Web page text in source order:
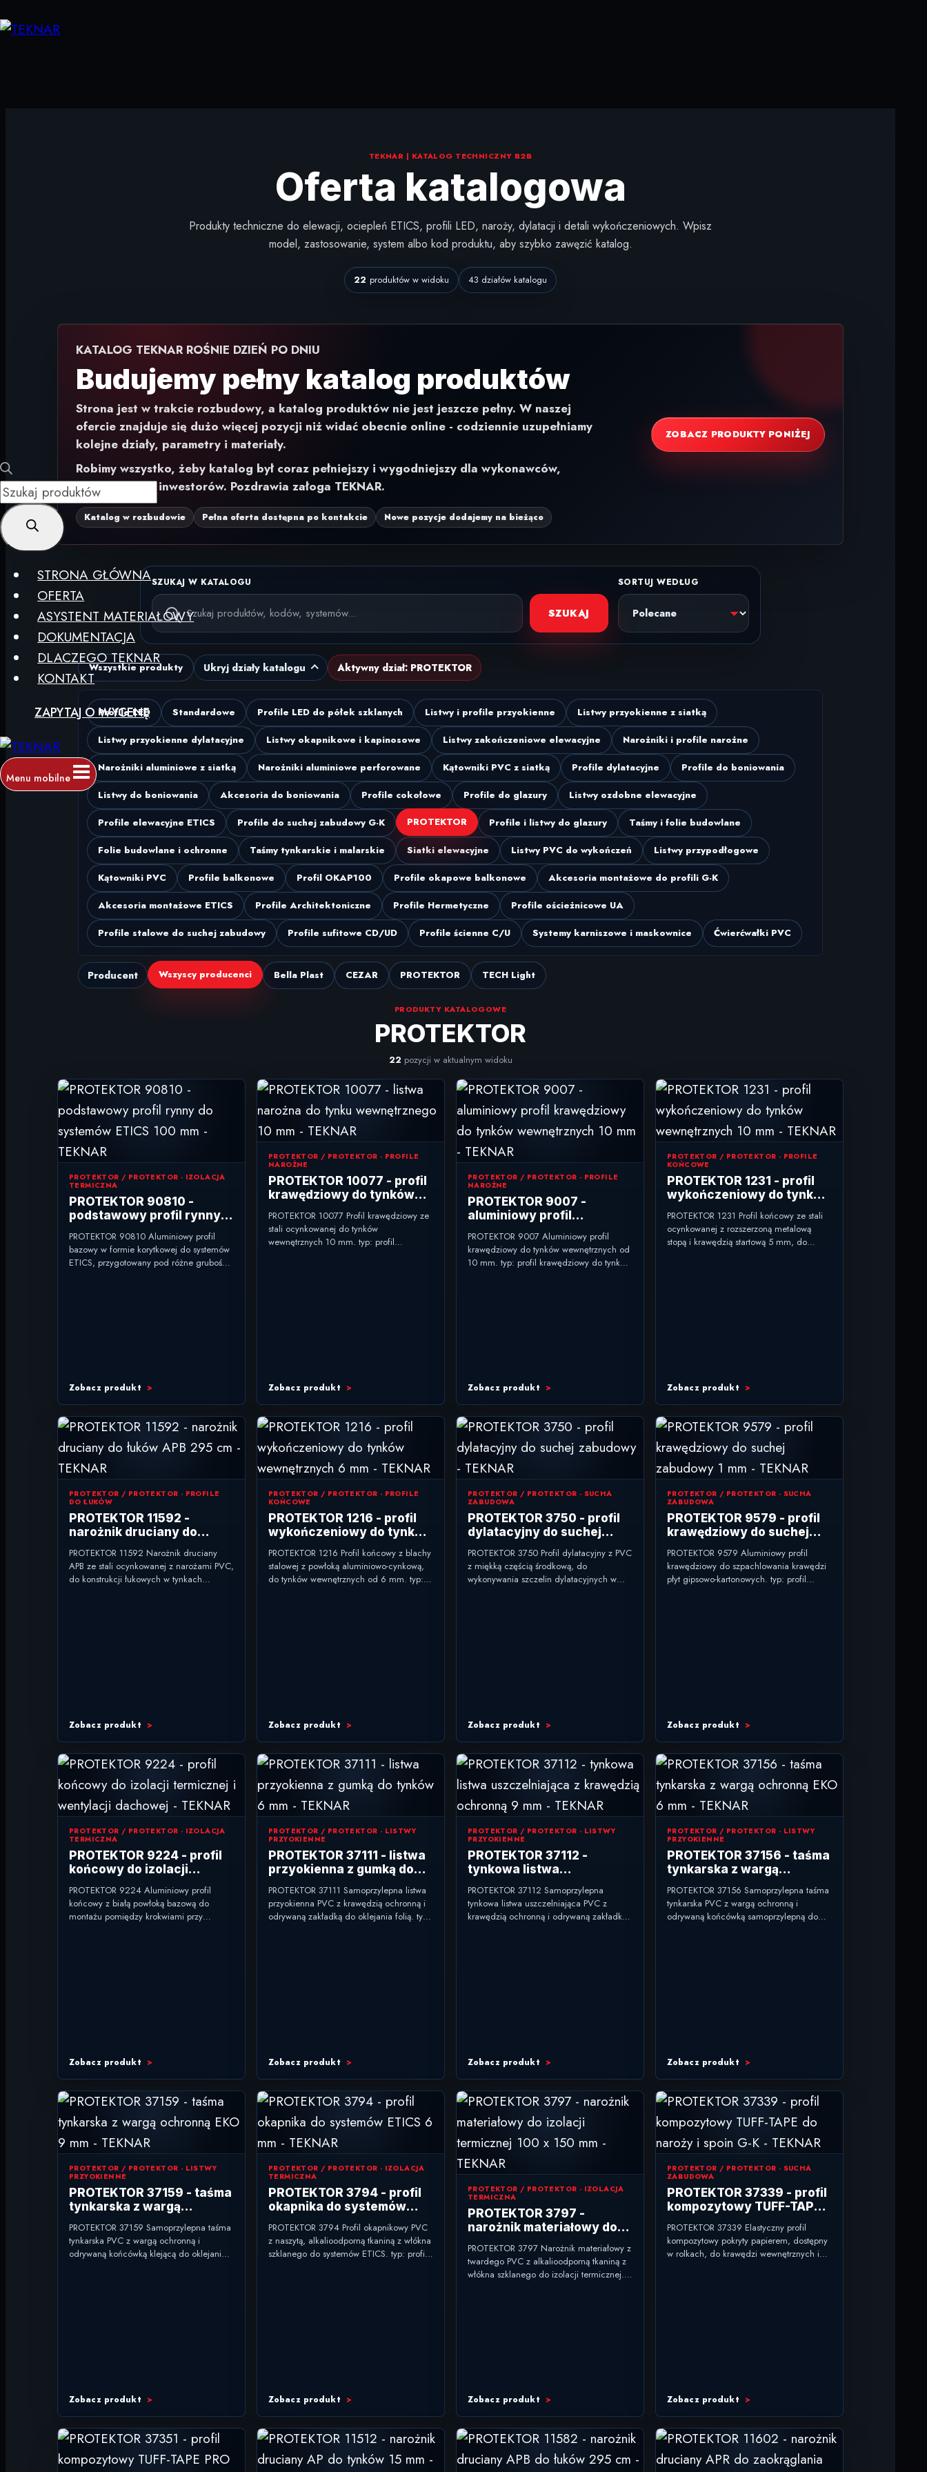
Przejdź
do
Wyszukiwarka
produktów
STRONA GŁÓWNA
OFERTA
ASYSTENT MATERIAŁOWY
DOKUMENTACJA
DLACZEGO TEKNAR
KONTAKT
ZAPYTAJ O WYCENĘ
Menu mobilne
TEKNAR | KATALOG TECHNICZNY B2B
Oferta katalogowa
Produkty techniczne do elewacji, ociepleń ETICS, profili LED, naroży, dylatacji i detali wykończeniowych. Wpisz
model, zastosowanie, system albo kod produktu, aby szybko zawęzić katalog.
22 produktów w widoku 43 działów katalogu
KATALOG TEKNAR ROŚNIE DZIEŃ PO DNIU
Budujemy pełny katalog produktów
Strona jest w trakcie rozbudowy, a katalog produktów nie jest jeszcze pełny. W naszej
ofercie znajduje się dużo więcej pozycji niż widać obecnie online - codziennie uzupełniamy
kolejne działy, parametry i materiały.
Robimy wszystko, żeby katalog był coraz pełniejszy i wygodniejszy dla wykonawców,
hurtowni oraz inwestorów. Pozdrawia załoga TEKNAR.
Katalog w rozbudowie Pełna oferta dostępna po kontakcie Nowe pozycje dodajemy na bieżąco
ZOBACZ PRODUKTY PONIŻEJ
SZUKAJ W KATALOGU
SZUKAJ
SORTUJ WEDŁUG
Wszystkie produkty Ukryj działy katalogu Aktywny dział: PROTEKTOR
Profile LED Standardowe Profile LED do półek szklanych Listwy i profile przyokienne Listwy przyokienne z siatką
Listwy przyokienne dylatacyjne Listwy okapnikowe i kapinosowe Listwy zakończeniowe elewacyjne Narożniki i profile narożne
Narożniki aluminiowe z siatką Narożniki aluminiowe perforowane Kątowniki PVC z siatką Profile dylatacyjne Profile do boniowania
Listwy do boniowania Akcesoria do boniowania Profile cokołowe Profile do glazury Listwy ozdobne elewacyjne
Profile elewacyjne ETICS Profile do suchej zabudowy G-K PROTEKTOR Profile i listwy do glazury Taśmy i folie budowlane
Folie budowlane i ochronne Taśmy tynkarskie i malarskie Siatki elewacyjne Listwy PVC do wykończeń Listwy przypodłogowe
Kątowniki PVC Profile balkonowe Profil OKAP100 Profile okapowe balkonowe Akcesoria montażowe do profili G-K
Akcesoria montażowe ETICS Profile Architektoniczne Profile Hermetyczne Profile ościeżnicowe UA
Profile stalowe do suchej zabudowy Profile sufitowe CD/UD Profile ścienne C/U Systemy karniszowe i maskownice Ćwierćwałki PVC
Producent Wszyscy producenci Bella Plast CEZAR PROTEKTOR TECH Light
PRODUKTY KATALOGOWE
PROTEKTOR
22 pozycji w aktualnym widoku
PROTEKTOR / PROTEKTOR - IZOLACJA
TERMICZNA
PROTEKTOR 90810 -
podstawowy profil rynny
do systemów ETICS 100
mm
PROTEKTOR 90810 Aluminiowy profil
bazowy w formie korytkowej do systemów
ETICS, przygotowany pod różne grubości
Zobacz produkt
PROTEKTOR / PROTEKTOR - PROFILE
NAROŻNE
PROTEKTOR 10077 - profil
krawędziowy do tynków
wewnętrznych 10 mm
PROTEKTOR 10077 Profil krawędziowy ze
stali ocynkowanej do tynków
wewnętrznych 10 mm. typ: profil
Zobacz produkt
PROTEKTOR / PROTEKTOR - PROFILE
NAROŻNE
PROTEKTOR 9007 -
aluminiowy profil
krawędziowy do tynków
wewnętrznych 10 mm
PROTEKTOR 9007 Aluminiowy profil
krawędziowy do tynków wewnętrznych od
10 mm. typ: profil krawędziowy do tynków
Zobacz produkt
PROTEKTOR / PROTEKTOR - PROFILE
KOŃCOWE
PROTEKTOR 1231 - profil
wykończeniowy do tynków
wewnętrznych 10 mm
PROTEKTOR 1231 Profil końcowy ze stali
ocynkowanej z rozszerzoną metalową
stopą i krawędzią startową 5 mm, do
Zobacz produkt
PROTEKTOR / PROTEKTOR - PROFILE
DO ŁUKÓW
PROTEKTOR 11592 -
narożnik druciany do
łuków APB 295 cm
PROTEKTOR 11592 Narożnik druciany
APB ze stali ocynkowanej z narożami PVC,
do konstrukcji łukowych w tynkach
Zobacz produkt
PROTEKTOR / PROTEKTOR - PROFILE
KOŃCOWE
PROTEKTOR 1216 - profil
wykończeniowy do tynków
wewnętrznych 6 mm
PROTEKTOR 1216 Profil końcowy z blachy
stalowej z powłoką aluminiowo-cynkową,
do tynków wewnętrznych od 6 mm. typ:
Zobacz produkt
PROTEKTOR / PROTEKTOR - SUCHA
ZABUDOWA
PROTEKTOR 3750 - profil
dylatacyjny do suchej
PROTEKTOR 3750 Profil dylatacyjny z PVC
z miękką częścią środkową, do
wykonywania szczelin dylatacyjnych w
Zobacz produkt
PROTEKTOR / PROTEKTOR - SUCHA
ZABUDOWA
PROTEKTOR 9579 - profil
krawędziowy do suchej
zabudowy 1 mm
PROTEKTOR 9579 Aluminiowy profil
krawędziowy do szpachlowania krawędzi
płyt gipsowo-kartonowych. typ: profil
Zobacz produkt
PROTEKTOR / PROTEKTOR - IZOLACJA
TERMICZNA
PROTEKTOR 9224 - profil
końcowy do izolacji
termicznej i wentylacji
dachowej
PROTEKTOR 9224 Aluminiowy profil
końcowy z białą powłoką bazową do
montażu pomiędzy krokwiami przy
Zobacz produkt
PROTEKTOR / PROTEKTOR - LISTWY
PRZYOKIENNE
PROTEKTOR 37111 - listwa
przyokienna z gumką do
PROTEKTOR 37111 Samoprzylepna listwa
przyokienna PVC z krawędzią ochronną i
odrywaną zakładką do oklejania folią. typ:
Zobacz produkt
PROTEKTOR / PROTEKTOR - LISTWY
PRZYOKIENNE
PROTEKTOR 37112 -
tynkowa listwa
krawędzią ochronną 9 mm
PROTEKTOR 37112 Samoprzylepna
tynkowa listwa uszczelniająca PVC z
krawędzią ochronną i odrywaną zakładką
Zobacz produkt
PROTEKTOR / PROTEKTOR - LISTWY
PRZYOKIENNE
PROTEKTOR 37156 - taśma
tynkarska z wargą
ochronną EKO 6 mm
PROTEKTOR 37156 Samoprzylepna taśma
tynkarska PVC z wargą ochronną i
odrywaną końcówką samoprzylepną do
Zobacz produkt
PROTEKTOR / PROTEKTOR - LISTWY
PRZYOKIENNE
PROTEKTOR 37159 - taśma
tynkarska z wargą
ochronną EKO 9 mm
PROTEKTOR 37159 Samoprzylepna taśma
tynkarska PVC z wargą ochronną i
odrywaną końcówką klejącą do oklejania
Zobacz produkt
PROTEKTOR / PROTEKTOR - IZOLACJA
TERMICZNA
PROTEKTOR 3794 - profil
okapnika do systemów
PROTEKTOR 3794 Profil okapnikowy PVC
z naszytą, alkalioodporną tkaniną z włókna
szklanego do systemów ETICS. typ: profil
Zobacz produkt
PROTEKTOR / PROTEKTOR - IZOLACJA
TERMICZNA
PROTEKTOR 3797 -
narożnik materiałowy do
izolacji termicznej 100 x
150 mm
PROTEKTOR 3797 Narożnik materiałowy z
twardego PVC z alkalioodporną tkaniną z
włókna szklanego do izolacji termicznej.
Zobacz produkt
PROTEKTOR / PROTEKTOR - SUCHA
ZABUDOWA
PROTEKTOR 37339 - profil
kompozytowy TUFF-TAPE
do naroży i spoin G-K
PROTEKTOR 37339 Elastyczny profil
kompozytowy pokryty papierem, dostępny
w rolkach, do krawędzi wewnętrznych i
Zobacz produkt